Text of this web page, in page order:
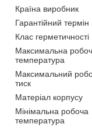
Країна виробник
Гарантійний термін
Клас герметичності
Максимальна
температура
Максимальний
тиск
Матеріал корпусу
Мінімальна робоча
температура